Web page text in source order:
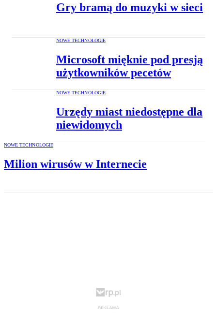
Gry bramą do muzyki w sieci
NOWE TECHNOLOGIE
Microsoft mięknie pod presją
użytkowników pecetów
NOWE TECHNOLOGIE
Urzędy miast niedostępne dla
niewidomych
NOWE TECHNOLOGIE
Milion wirusów w Internecie